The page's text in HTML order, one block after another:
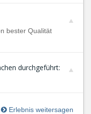
bester Qualität
durchgeführt:
Erlebnis weitersagen